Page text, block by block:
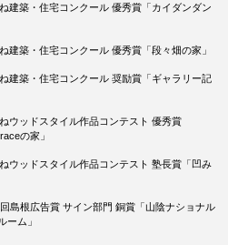
建築・住宅コンクール 優秀賞「カイダンダン
建築・住宅コンクール 優秀賞「段々畑の家」
建築・住宅コンクール 奨励賞「ギャラリー記
ウッドスタイル作品コンテスト 優秀賞
の家」
ウッドスタイル作品コンテスト 塾長賞「凹み
回島根広告賞 サイン部門 銅賞「山陰ナショナル
ーム」